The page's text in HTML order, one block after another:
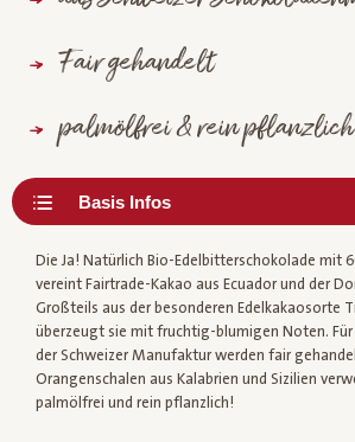
Fair gehandelt
palmölfrei & rein pflanzlich
Die Ja! Natürlich Bio-Edelbitterschokolade mit
vereint Fairtrade-Kakao aus Ecuador und der
Großteils aus der besonderen Edelkakaosorte
überzeugt sie mit fruchtig-blumigen Noten.
der Schweizer Manufaktur werden fair
Orangenschalen aus Kalabrien und Sizilien
palmölfrei und rein pflanzlich!